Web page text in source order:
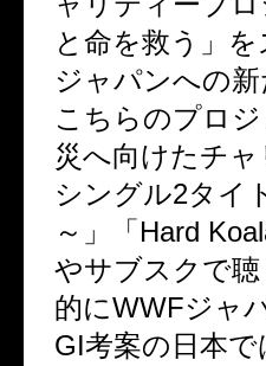
と命を救う」
ジャパンへの
こちらのプロ
災へ向けたチ
シングル2タイ
～」「Hard
やサブスクで
的にWWFジャ
GI考案の日本